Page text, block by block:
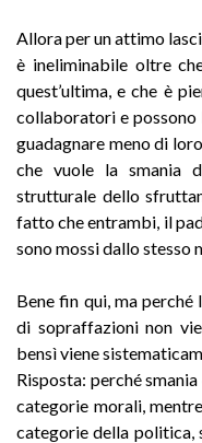
Allora per un attimo
è ineliminabile oltre
quest’ultima, e che è
collaboratori e
guadagnare meno di
che vuole la smania
strutturale dello
fatto che entrambi, il
sono mossi dallo stesso
Bene fin qui, ma perché
di sopraffazioni non
bensì viene
Risposta: perché
categorie morali,
categorie della politica,